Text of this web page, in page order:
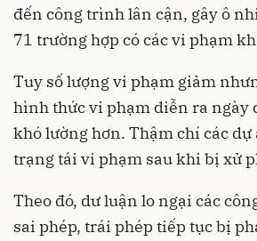
đến công trình lân cận, gây ô
71 trường hợp có các vi phạm
Tuy số lượng vi phạm giảm
hình thức vi phạm diễn ra ngày
khó lường hơn. Thậm chí các
trạng tái vi phạm sau khi bị xử
Theo đó, dư luận lo ngại các
sai phép, trái phép tiếp tục bị